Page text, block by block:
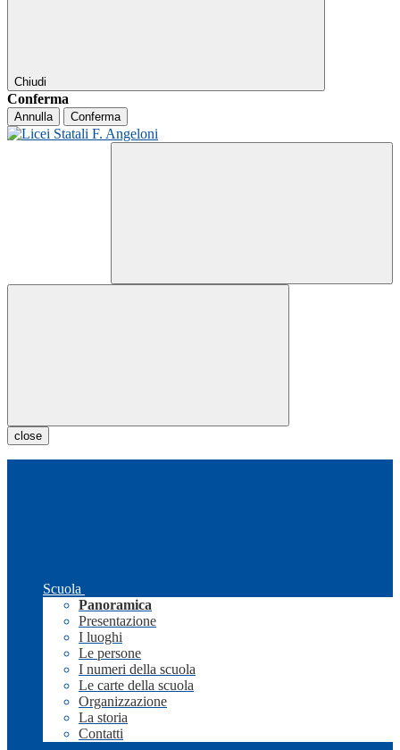
Chiudi
Conferma
Annulla Conferma
close
Scuola
Panoramica
Presentazione
I luoghi
Le persone
I numeri della scuola
Le carte della scuola
Organizzazione
La storia
Contatti